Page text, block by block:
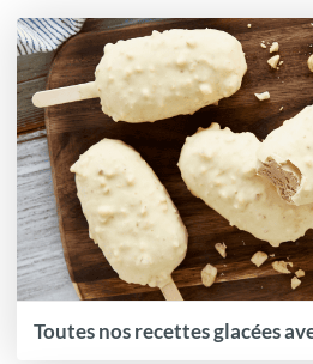
Toutes nos recettes glacées